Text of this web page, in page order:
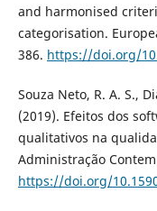
and harmonised
categorisation.
386. https://doi.org/
Souza Neto, R. A. S.,
(2019). Efeitos dos
qualitativos na
Administração
https://doi.org/